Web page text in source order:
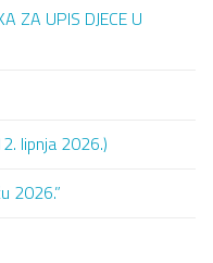
ZA UPIS DJECE U
lipnja 2026.)
2026.”